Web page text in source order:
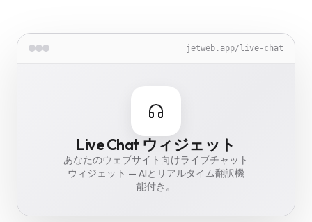
jetweb.app/image-optimizer
Image Optimizer
Make images up to 85% smaller —
automatically.
jetweb.app/translate
Translate
Translate your whole website into 46
languages.
jetweb.app/cookie-guard
Cookie Guard
GDPR cookie banner in 62 languages —
TTDSG-ready.
jetweb.app/live-chat
Live Chat ウィジェット
あなたのウェブサイト向けライブチャット
ウィジェット — AIとリアルタイム翻訳機
能付き。
jetweb.app/backup
Backup Vault
Daily encrypted website backups —
stored in Frankfurt.